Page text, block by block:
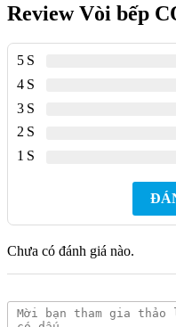
Review Vòi bếp
5
4
3
2
1
Chưa có đánh giá nào.